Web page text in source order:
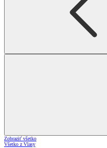
Zobraziť všetko
Všetko z Vlasy